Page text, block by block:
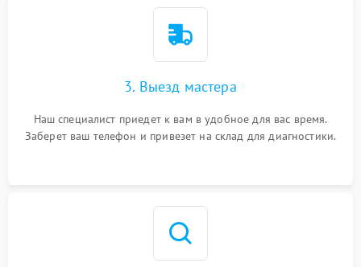
3. Выезд мастера
Наш специалист приедет к вам в удобное для вас время.
Заберет ваш телефон и привезет на склад для диагностики.